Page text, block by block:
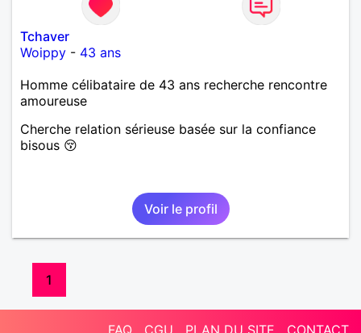
Tchaver
Woippy - 43 ans
Homme célibataire de 43 ans recherche rencontre
amoureuse
Cherche relation sérieuse basée sur la confiance
bisous 😚
Voir le profil
1
FAQ CGU PLAN DU SITE CONTACT